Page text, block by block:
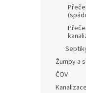
Žumpy a
ČOV
Kanalizace